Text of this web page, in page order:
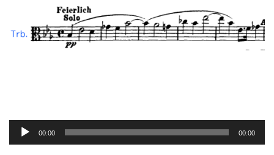
プ
00:00 00:00